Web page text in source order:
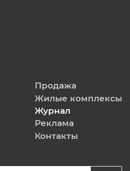
Продажа
Жилые комплексы
Журнал
Реклама
Контакты